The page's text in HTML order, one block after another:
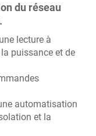
du réseau
lecture à
puissance et de
automatisation
et la